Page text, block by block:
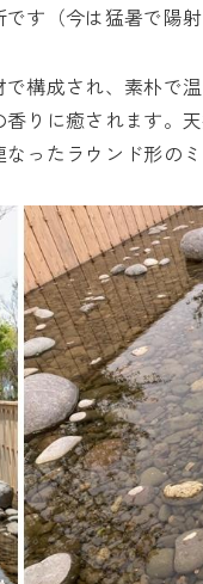
す（今は猛暑で陽
構成され、素朴で
りに癒されます。
ったラウンド形の